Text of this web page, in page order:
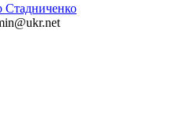
Стадниченко